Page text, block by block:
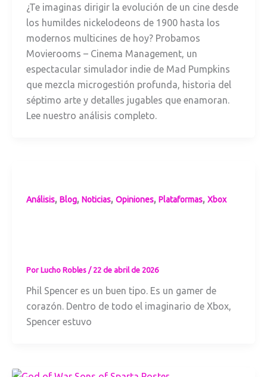
¿Te imaginas dirigir la evolución de un cine desde
los humildes nickelodeons de 1900 hasta los
modernos multicines de hoy? Probamos
Movierooms – Cinema Management, un
espectacular simulador indie de Mad Pumpkins
que mezcla microgestión profunda, historia del
séptimo arte y detalles jugables que enamoran.
Lee nuestro análisis completo.
Análisis, Blog, Noticias, Opiniones, Plataformas, Xbox
PorLucho Robles / 22 de abril de 2026
Phil Spencer es un buen tipo. Es un gamer de
corazón. Dentro de todo el imaginario de Xbox,
Spencer estuvo